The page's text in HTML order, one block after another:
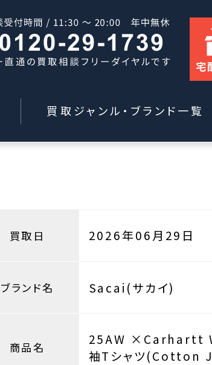
買取ジャンル・ブランド一覧
買取日 2026年06月29日
ブランド名 Sacai(サカイ)
商品名
25AW ×Carhartt
袖Tシャツ